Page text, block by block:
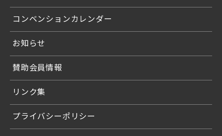
コンベンションカレンダー
お知らせ
賛助会員情報
リンク集
プライバシーポリシー